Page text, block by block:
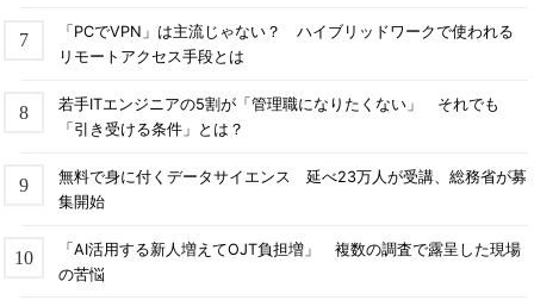
「PCでVPN」は主流じゃない？ ハイブリッドワークで使われる
リモートアクセス手段とは
若手ITエンジニアの5割が「管理職になりたくない」 それでも
「引き受ける条件」とは？
無料で身に付くデータサイエンス 延べ23万人が受講、総務省が募
集開始
「AI活用する新人増えてOJT負担増」 複数の調査で露呈した現場
の苦悩